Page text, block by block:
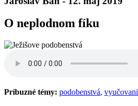
O neplodnom fíku
Príbuzné témy: podobenstvá,